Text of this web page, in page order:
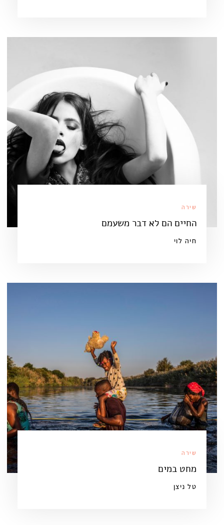
שירה
החיים הם לא דבר משעמם
חיה לוי
שירה
מחט במים
טל ניצן